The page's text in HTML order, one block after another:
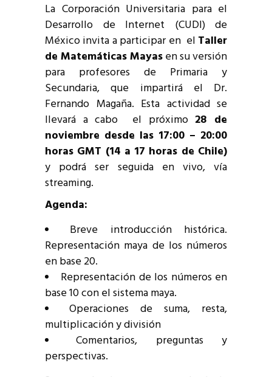
La Corporación Universitaria para el
Desarrollo de Internet (CUDI) de
México invita a participar en el Taller
de Matemáticas Mayasen su versión
para profesores de Primaria y
Secundaria, que impartirá el Dr.
Fernando Magaña. Esta actividad se
llevará a cabo el próximo 28 de
noviembre desde las 17:00 – 20:00
horas GMT (14 a 17 horas de Chile)
y podrá ser seguida en vivo, vía
streaming.
Agenda:
Breve introducción histórica.
Representación maya de los números
en base 20.
Representación de los números en
base 10 con el sistema maya.
Operaciones de suma, resta,
multiplicación y división
Comentarios, preguntas y
perspectivas.